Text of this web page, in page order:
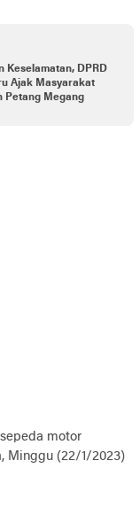
Keselamatan, DPRD
Ajak Masyarakat
Petang Megang
motor
Minggu (22/1/2023)